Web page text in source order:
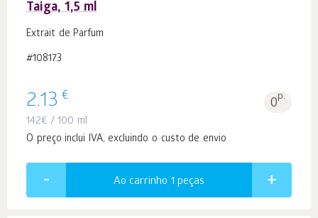
Taiga, 1,5 ml
Extrait de Parfum
#108173
2.13 € 0p.
142€ / 100 ml
O preço inclui IVA, excluindo o custo de envio
Ao carrinho 1 peças